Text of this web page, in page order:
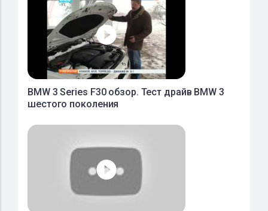
BMW 3 Series F30 обзор. Тест драйв BMW 3
шестого поколения